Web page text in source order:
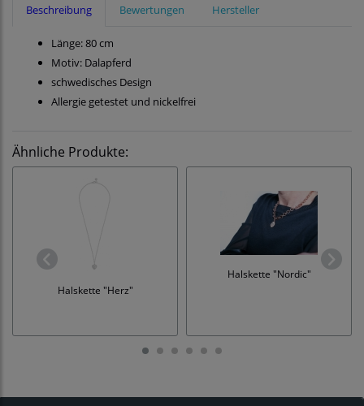
Beschreibung Bewertungen Hersteller
Länge: 80 cm
Motiv: Dalapferd
schwedisches Design
Allergie getestet und nickelfrei
Ähnliche Produkte:
Halskette "Herz"
Halskette "Nordic"